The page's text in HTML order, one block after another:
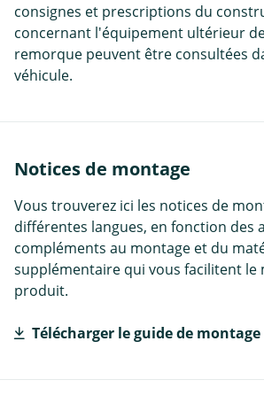
consignes et prescriptions du
concernant l'équipement ultérieur
remorque peuvent être consultées
véhicule.
Notices de montage
Vous trouverez ici les notices de
différentes langues, en fonction des
compléments au montage et du
supplémentaire qui vous facilitent le
produit.
Télécharger le guide de